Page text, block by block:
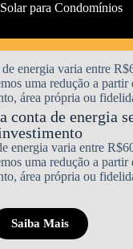
para Condomínios
conta de energia
energia varia entre
uma redução a partir
área própria ou
Saiba Mais